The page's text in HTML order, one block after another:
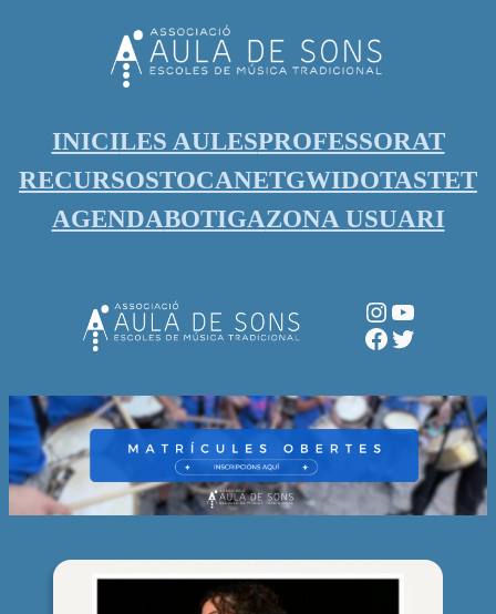
INICILES AULESPROFESSORAT
RECURSOSTOCANETGWIDOTASTET
AGENDABOTIGAZONA USUARI
Instagram
YouTube
Facebook
Twitter